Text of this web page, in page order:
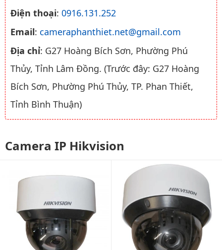
Điện thoại: 0916.131.252
Email: cameraphanthiet.net@gmail.com
Địa chỉ: G27 Hoàng Bích Sơn, Phường Phú
Thủy, Tỉnh Lâm Đồng. (Trước đây: G27 Hoàng
Bích Sơn, Phường Phú Thủy, TP. Phan Thiết,
Tỉnh Bình Thuận)
Camera IP Hikvision